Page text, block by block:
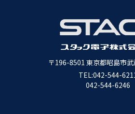
〒196-8501 東京都昭島市
TEL:042-544-
042-544-6246